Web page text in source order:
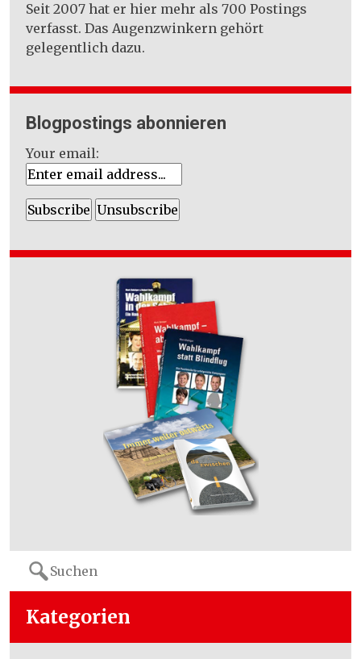
Seit 2007 hat er hier mehr als 700 Postings
verfasst. Das Augenzwinkern gehört
gelegentlich dazu.
Blogpostings abonnieren
Your email:
Search
for:
Kategorien